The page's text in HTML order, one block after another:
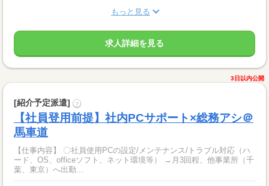
もっと見る
求人詳細を見る
3日以内公開
[紹介予定派遣] ?
【社員登用前提】社内PCサポート×総務アシ＠
馬車道
【仕事内容】 〇社員使用PCの設定/メンテナンス/トラブル対応（ハ
ード、OS、officeソフト、ネット環境等） →月3回程、他事業所（千
葉、東京）へ出勤...